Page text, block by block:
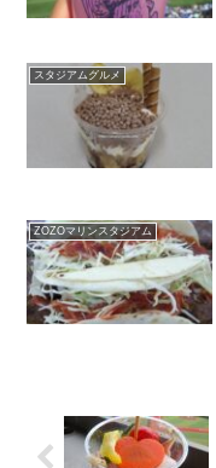
スタジアムグルメ
ZOZOマリンスタジアム